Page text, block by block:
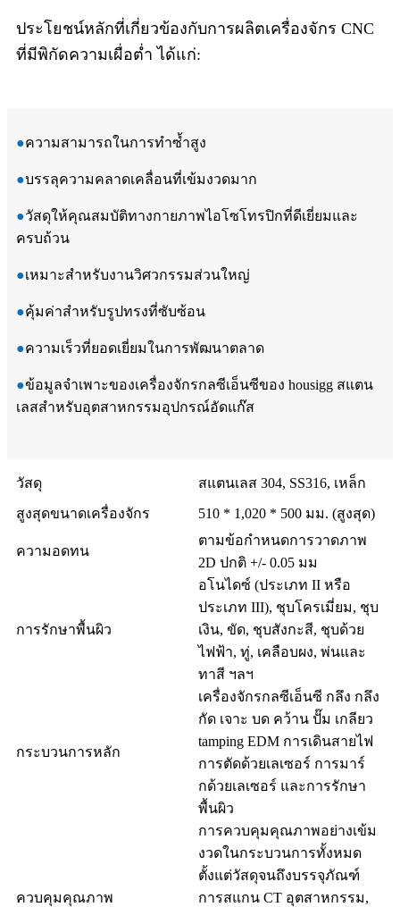
ประโยชน์หลักที่เกี่ยวข้องกับการผลิตเครื่องจักร CNC
ที่มีพิกัดความเผื่อต่ำ ได้แก่:
●ความสามารถในการทำซ้ำสูง
●บรรลุความคลาดเคลื่อนที่เข้มงวดมาก
●วัสดุให้คุณสมบัติทางกายภาพไอโซโทรปิกที่ดีเยี่ยมและ
ครบถ้วน
●เหมาะสำหรับงานวิศวกรรมส่วนใหญ่
●คุ้มค่าสำหรับรูปทรงที่ซับซ้อน
●ความเร็วที่ยอดเยี่ยมในการพัฒนาตลาด
●ข้อมูลจำเพาะของเครื่องจักรกลซีเอ็นซีของ housigg สแตน
เลสสำหรับอุตสาหกรรมอุปกรณ์อัดแก๊ส
วัสดุ
สแตนเลส 304, SS316, เหล็ก
สูงสุดขนาดเครื่องจักร
510 * 1,020 * 500 มม. (สูงสุด)
ความอดทน
ตามข้อกำหนดการวาดภาพ
2D ปกติ +/- 0.05 มม
การรักษาพื้นผิว
อโนไดซ์ (ประเภท II หรือ
ประเภท III), ชุบโครเมี่ยม, ชุบ
เงิน, ขัด, ชุบสังกะสี, ชุบด้วย
ไฟฟ้า, ทู่, เคลือบผง, พ่นและ
ทาสี ฯลฯ
กระบวนการหลัก
เครื่องจักรกลซีเอ็นซี กลึง กลึง
กัด เจาะ บด คว้าน ปั๊ม เกลียว
tamping EDM การเดินสายไฟ
การตัดด้วยเลเซอร์ การมาร์
กด้วยเลเซอร์ และการรักษา
พื้นผิว
ควบคุมคุณภาพ
การควบคุมคุณภาพอย่างเข้ม
งวดในกระบวนการทั้งหมด
ตั้งแต่วัสดุจนถึงบรรจุภัณฑ์
การสแกน CT อุตสาหกรรม,